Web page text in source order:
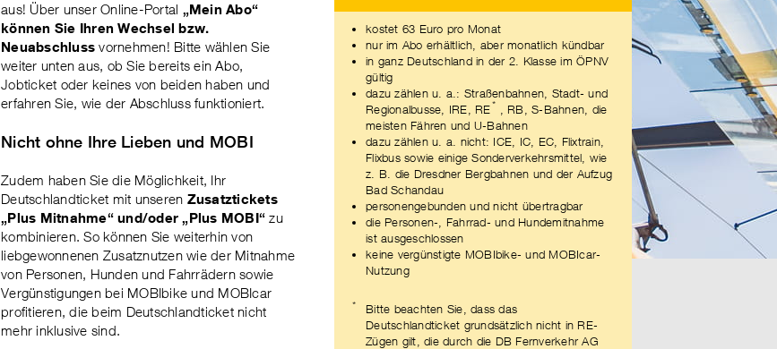
kostet 63 Euro pro Monat
nur im Abo erhältlich, aber monatlich kündbar
in ganz Deutschland in der 2. Klasse im ÖPNV
gültig
dazu zählen u. a.: Straßenbahnen, Stadt- und
Regionalbusse, IRE, RE*
, RB, S-Bahnen, die
meisten Fähren und U-Bahnen
dazu zählen u. a. nicht: ICE, IC, EC, Flixtrain,
Flixbus sowie einige Sonderverkehrsmittel, wie
z. B. die Dresdner Bergbahnen und der Aufzug
Bad Schandau
personengebunden und nicht übertragbar
die Personen-, Fahrrad- und Hundemitnahme
ist ausgeschlossen
keine vergünstigte MOBIbike- und MOBIcar-
Nutzung
*
Bitte beachten Sie, dass das
Deutschlandticket grundsätzlich nicht in RE-
Zügen gilt, die durch die DB Fernverkehr AG
aus! Über unser Online-Portal „Mein Abo“
können Sie Ihren Wechsel bzw.
Neuabschluss vornehmen! Bitte wählen Sie
weiter unten aus, ob Sie bereits ein Abo,
Jobticket oder keines von beiden haben und
erfahren Sie, wie der Abschluss funktioniert.
Nicht ohne Ihre Lieben und MOBI
Zudem haben Sie die Möglichkeit, Ihr
Deutschlandticket mit unseren Zusatztickets
„Plus Mitnahme“ und/oder „Plus MOBI“ zu
kombinieren. So können Sie weiterhin von
liebgewonnenen Zusatznutzen wie der Mitnahme
von Personen, Hunden und Fahrrädern sowie
Vergünstigungen bei MOBIbike und MOBIcar
profitieren, die beim Deutschlandticket nicht
mehr inklusive sind.